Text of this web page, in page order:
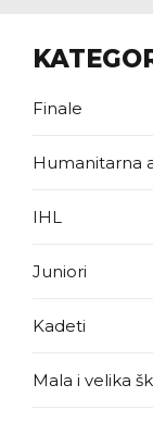
Finale
Humanitarna
IHL
Juniori
Kadeti
Mala i velika